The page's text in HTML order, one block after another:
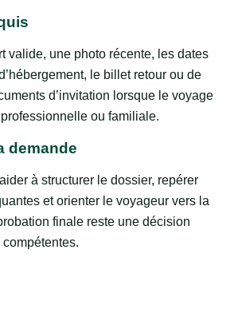
valide, une photo récente, les dates
le billet retour ou de
d’invitation lorsque le voyage
ou familiale.
demande
à structurer le dossier, repérer
et orienter le voyageur vers la
finale reste une décision